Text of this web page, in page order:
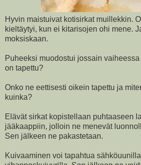
Hyvin maistuivat kotisirkat muillekkin.
kieltäytyi, kun ei kitarisojen ohi mene.
moksiskaan.
Puheeksi muodostui jossain
on tapettu?
Onko ne eettisesti oikein tapettu ja
kuinka?
Elävät sirkat kopistellaan puhtaaseen
jääkaappiin, jolloin ne menevät
Sen jälkeen ne pakastetaan.
Kuivaaminen voi tapahtua